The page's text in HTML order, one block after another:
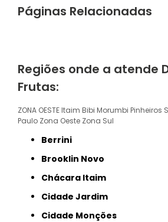
Páginas Relacionadas
Regiões onde a atende
Frutas:
ZONA OESTE Itaim Bibi Morumbi Pinheiros
Paulo Zona Oeste Zona Sul
Berrini
Brooklin Novo
Chácara Itaim
Cidade Jardim
Cidade Monções